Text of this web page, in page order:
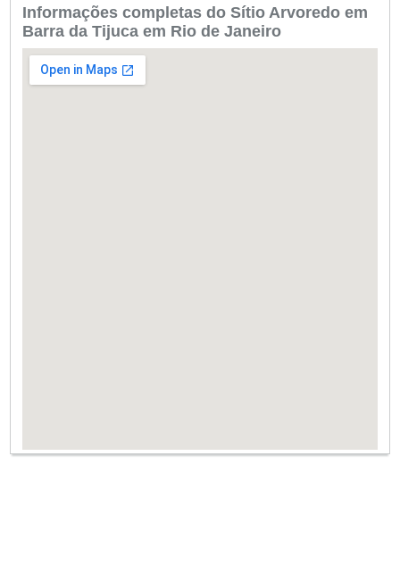
Informações completas do Sítio Arvoredo em
Barra da Tijuca em Rio de Janeiro